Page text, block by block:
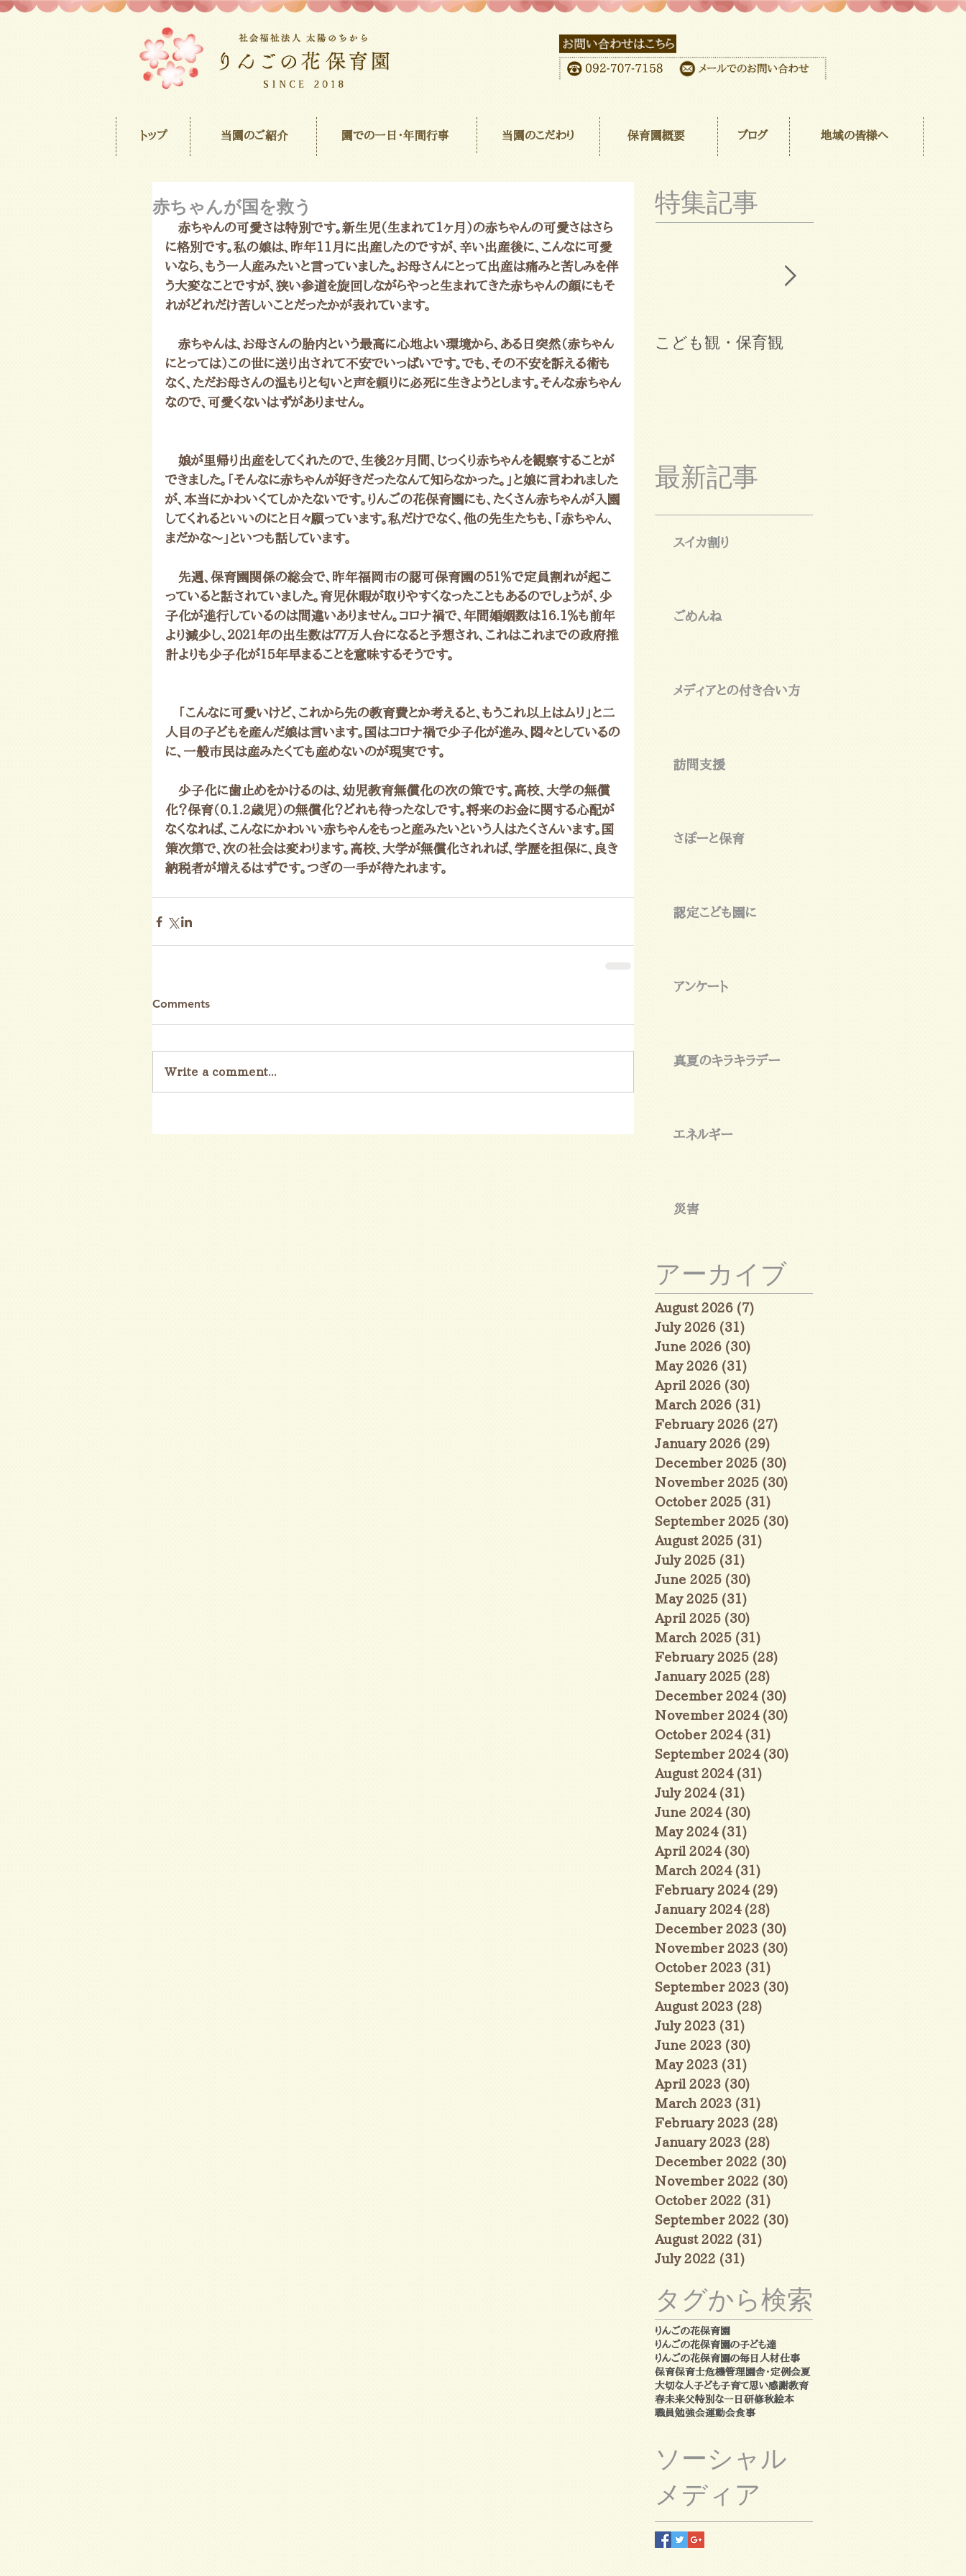
トップ 当園のご紹介 園での一日･年間行事 当園のこだわり 保育園概要 ブログ 地域の皆様へ
赤ちゃんが国を救う
赤ちゃんの可愛さは特別です。新生児（生まれて1ヶ月）の赤ちゃんの可愛さはさら
に格別です。私の娘は、昨年11月に出産したのですが、辛い出産後に、こんなに可愛
いなら、もう一人産みたいと言っていました。お母さんにとって出産は痛みと苦しみを伴
う大変なことですが、狭い参道を旋回しながらやっと生まれてきた赤ちゃんの顔にもそ
れがどれだけ苦しいことだったかが表れています。
赤ちゃんは、お母さんの胎内という最高に心地よい環境から、ある日突然（赤ちゃん
にとっては）この世に送り出されて不安でいっぱいです。でも、その不安を訴える術も
なく、ただお母さんの温もりと匂いと声を頼りに必死に生きようとします。そんな赤ちゃん
なので、可愛くないはずがありません。
娘が里帰り出産をしてくれたので、生後2ヶ月間、じっくり赤ちゃんを観察することが
できました。「そんなに赤ちゃんが好きだったなんて知らなかった。」と娘に言われました
が、本当にかわいくてしかたないです。りんごの花保育園にも、たくさん赤ちゃんが入園
してくれるといいのにと日々願っています。私だけでなく、他の先生たちも、「赤ちゃん、
まだかな～」といつも話しています。
先週、保育園関係の総会で、昨年福岡市の認可保育園の５１％で定員割れが起こ
っていると話されていました。育児休暇が取りやすくなったこともあるのでしょうが、少
子化が進行しているのは間違いありません。コロナ禍で、年間婚姻数は16.1％も前年
より減少し、２０２１年の出生数は７７万人台になると予想され、これはこれまでの政府推
計よりも少子化が１５年早まることを意味するそうです。
「こんなに可愛いけど、これから先の教育費とか考えると、もうこれ以上はムリ」と二
人目の子どもを産んだ娘は言います。国はコロナ禍で少子化が進み、悶々としているの
に、一般市民は産みたくても産めないのが現実です。
少子化に歯止めをかけるのは、幼児教育無償化の次の策です。高校、大学の無償
化？保育（0.1.2歳児）の無償化？どれも待ったなしです。将来のお金に関する心配が
なくなれば、こんなにかわいい赤ちゃんをもっと産みたいという人はたくさんいます。国
策次第で、次の社会は変わります。高校、大学が無償化されれば、学歴を担保に、良き
納税者が増えるはずです。つぎの一手が待たれます。
Comments
Write a comment...
特集記事
こども観・保育観
最新記事
スイカ割り
ごめんね
メディアとの付き合い方
訪問支援
さぽーと保育
認定こども園に
アンケート
真夏のキラキラデー
エネルギー
災害
アーカイブ
August 2026 (7)
July 2026 (31)
June 2026 (30)
May 2026 (31)
April 2026 (30)
March 2026 (31)
February 2026 (27)
January 2026 (29)
December 2025 (30)
November 2025 (30)
October 2025 (31)
September 2025 (30)
August 2025 (31)
July 2025 (31)
June 2025 (30)
May 2025 (31)
April 2025 (30)
March 2025 (31)
February 2025 (28)
January 2025 (28)
December 2024 (30)
November 2024 (30)
October 2024 (31)
September 2024 (30)
August 2024 (31)
July 2024 (31)
June 2024 (30)
May 2024 (31)
April 2024 (30)
March 2024 (31)
February 2024 (29)
January 2024 (28)
December 2023 (30)
November 2023 (30)
October 2023 (31)
September 2023 (30)
August 2023 (28)
July 2023 (31)
June 2023 (30)
May 2023 (31)
April 2023 (30)
March 2023 (31)
February 2023 (28)
January 2023 (28)
December 2022 (30)
November 2022 (30)
October 2022 (31)
September 2022 (30)
August 2022 (31)
July 2022 (31)
タグから検索
りんごの花保育園
りんごの花保育園の子ども達
りんごの花保育園の毎日 人材仕事
保育保育士危機管理園舎・定例会夏
大切な人子ども子育て思い感謝教育
春未来父特別な一日研修秋絵本
職員勉強会運動会食事
ソーシャル
メディア